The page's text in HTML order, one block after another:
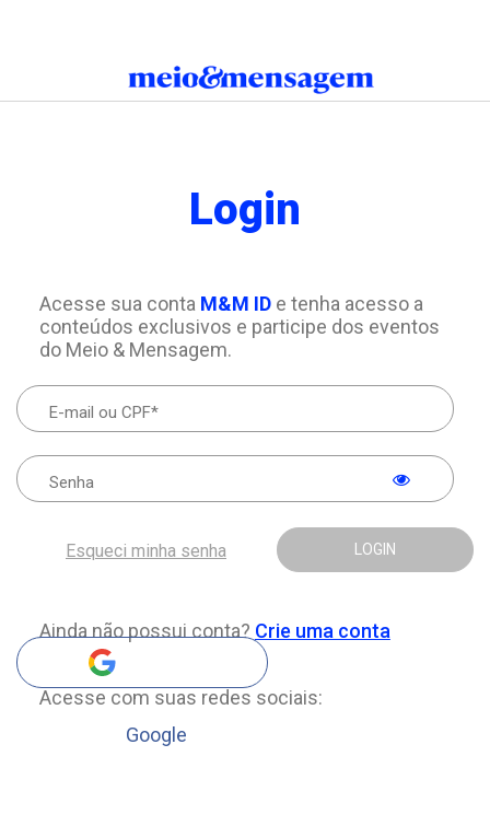
Login
Acesse sua conta M&M IDe tenha acesso a
conteúdos exclusivos e participe dos eventos
do Meio & Mensagem.
LOGIN
Esqueci minha senha
Ainda não possui conta? Crie uma conta
Acesse com suas redes sociais:
Google